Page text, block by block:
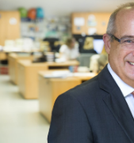
a
d
e
t
e
A
n
r
d